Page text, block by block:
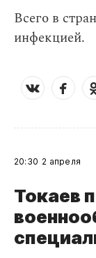
Всего в
инфекцией.
20:30 2 апреля
Токаев